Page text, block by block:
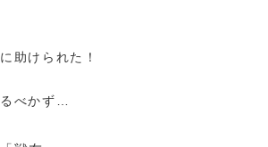
助けられた！
るべかず…